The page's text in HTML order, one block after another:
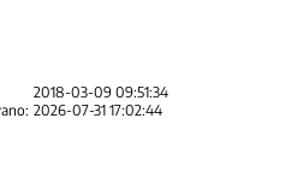
2018-03-09 09:51:34
2026-07-31 17:02:44